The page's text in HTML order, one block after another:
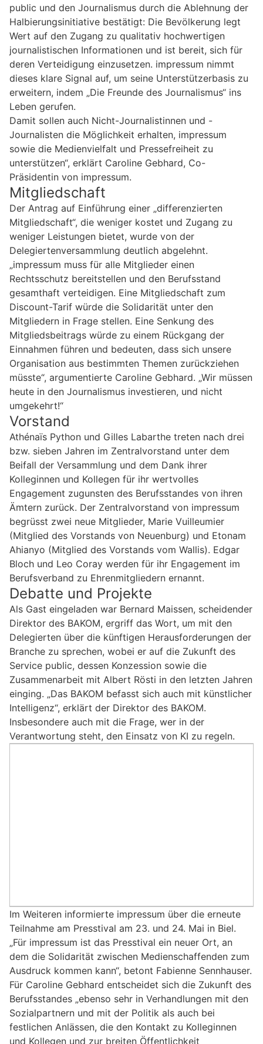
public und den Journalismus durch die Ablehnung der
Halbierungsinitiative bestätigt: Die Bevölkerung legt
Wert auf den Zugang zu qualitativ hochwertigen
journalistischen Informationen und ist bereit, sich für
deren Verteidigung einzusetzen. impressum nimmt
dieses klare Signal auf, um seine Unterstützerbasis zu
erweitern, indem „Die Freunde des Journalismus“ ins
Leben gerufen.
Damit sollen auch Nicht-Journalistinnen und -
Journalisten die Möglichkeit erhalten, impressum
sowie die Medienvielfalt und Pressefreiheit zu
unterstützen“, erklärt Caroline Gebhard, Co-
Präsidentin von impressum.
Mitgliedschaft
Der Antrag auf Einführung einer „differenzierten
Mitgliedschaft“, die weniger kostet und Zugang zu
weniger Leistungen bietet, wurde von der
Delegiertenversammlung deutlich abgelehnt.
„impressum muss für alle Mitglieder einen
Rechtsschutz bereitstellen und den Berufsstand
gesamthaft verteidigen. Eine Mitgliedschaft zum
Discount-Tarif würde die Solidarität unter den
Mitgliedern in Frage stellen. Eine Senkung des
Mitgliedsbeitrags würde zu einem Rückgang der
Einnahmen führen und bedeuten, dass sich unsere
Organisation aus bestimmten Themen zurückziehen
müsste“, argumentierte Caroline Gebhard. „Wir müssen
heute in den Journalismus investieren, und nicht
umgekehrt!“
Vorstand
Athénaïs Python und Gilles Labarthe treten nach drei
bzw. sieben Jahren im Zentralvorstand unter dem
Beifall der Versammlung und dem Dank ihrer
Kolleginnen und Kollegen für ihr wertvolles
Engagement zugunsten des Berufsstandes von ihren
Ämtern zurück. Der Zentralvorstand von impressum
begrüsst zwei neue Mitglieder, Marie Vuilleumier
(Mitglied des Vorstands von Neuenburg) und Etonam
Ahianyo (Mitglied des Vorstands vom Wallis). Edgar
Bloch und Leo Coray werden für ihr Engagement im
Berufsverband zu Ehrenmitgliedern ernannt.
Debatte und Projekte
Als Gast eingeladen war Bernard Maissen, scheidender
Direktor des BAKOM, ergriff das Wort, um mit den
Delegierten über die künftigen Herausforderungen der
Branche zu sprechen, wobei er auf die Zukunft des
Service public, dessen Konzession sowie die
Zusammenarbeit mit Albert Rösti in den letzten Jahren
einging. „Das BAKOM befasst sich auch mit künstlicher
Intelligenz“, erklärt der Direktor des BAKOM.
Insbesondere auch mit die Frage, wer in der
Verantwortung steht, den Einsatz von KI zu regeln.
Im Weiteren informierte impressum über die erneute
Teilnahme am Presstival am 23. und 24. Mai in Biel.
„Für impressum ist das Presstival ein neuer Ort, an
dem die Solidarität zwischen Medienschaffenden zum
Ausdruck kommen kann“, betont Fabienne Sennhauser.
Für Caroline Gebhard entscheidet sich die Zukunft des
Berufsstandes „ebenso sehr in Verhandlungen mit den
Sozialpartnern und mit der Politik als auch bei
festlichen Anlässen, die den Kontakt zu Kolleginnen
und Kollegen und zur breiten Öffentlichkeit